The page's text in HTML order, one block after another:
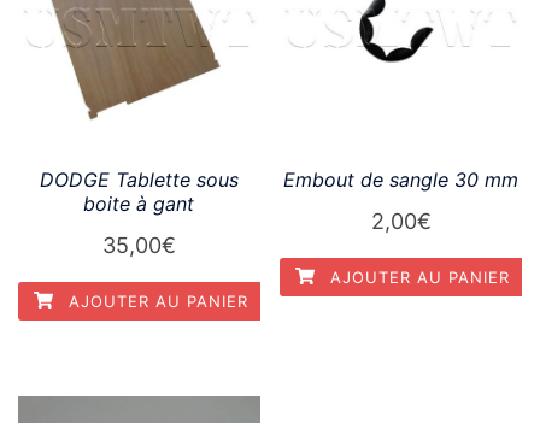
DODGE Tablette sous
boite à gant
35,00€
AJOUTER AU PANIER
Embout de sangle 30 mm
2,00€
AJOUTER AU PANIER